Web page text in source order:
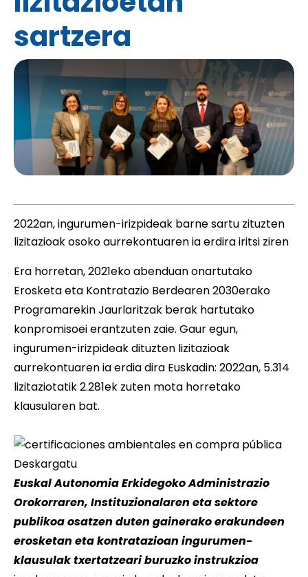
sartzera
2022an, ingurumen-irizpideak barne sartu zituzten
lizitazioak osoko aurrekontuaren ia erdira iritsi ziren
Era horretan, 2021eko abenduan onartutako
Erosketa eta Kontratazio Berdearen 2030erako
Programarekin Jaurlaritzak berak hartutako
konpromisoei erantzuten zaie. Gaur egun,
ingurumen-irizpideak dituzten lizitazioak
aurrekontuaren ia erdia dira Euskadin: 2022an, 5.314
lizitaziotatik 2.281ek zuten mota horretako
klausularen bat.
Deskargatu
Euskal Autonomia Erkidegoko Administrazio
Orokorraren, Instituzionalaren eta sektore
publikoa osatzen duten gainerako erakundeen
erosketan eta kontratazioan ingurumen-
klausulak txertatzeari buruzko instrukzioa